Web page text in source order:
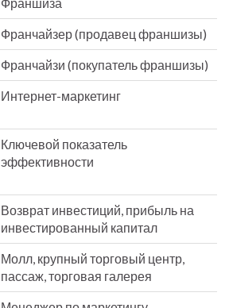
Франчайзер (продавец франшизы)
Франчайзи (покупатель франшизы)
Интернет-маркетинг
Ключевой показатель
эффективности
Возврат инвестиций, прибыль на
инвестированный капитал
Молл, крупный торговый центр,
пассаж, торговая галерея